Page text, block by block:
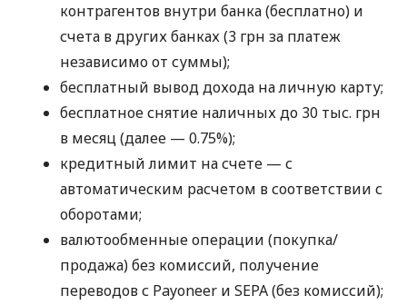
контрагентов внутри банка (бесплатно) и
счета в других банках (3 грн за платеж
независимо от суммы);
бесплатный вывод дохода на личную карту;
бесплатное снятие наличных до 30 тыс. грн
в месяц (далее — 0.75%);
кредитный лимит на счете — с
автоматическим расчетом в соответствии с
оборотами;
валютообменные операции (покупка/
продажа) без комиссий, получение
переводов с Payoneer и SEPA (без комиссий);